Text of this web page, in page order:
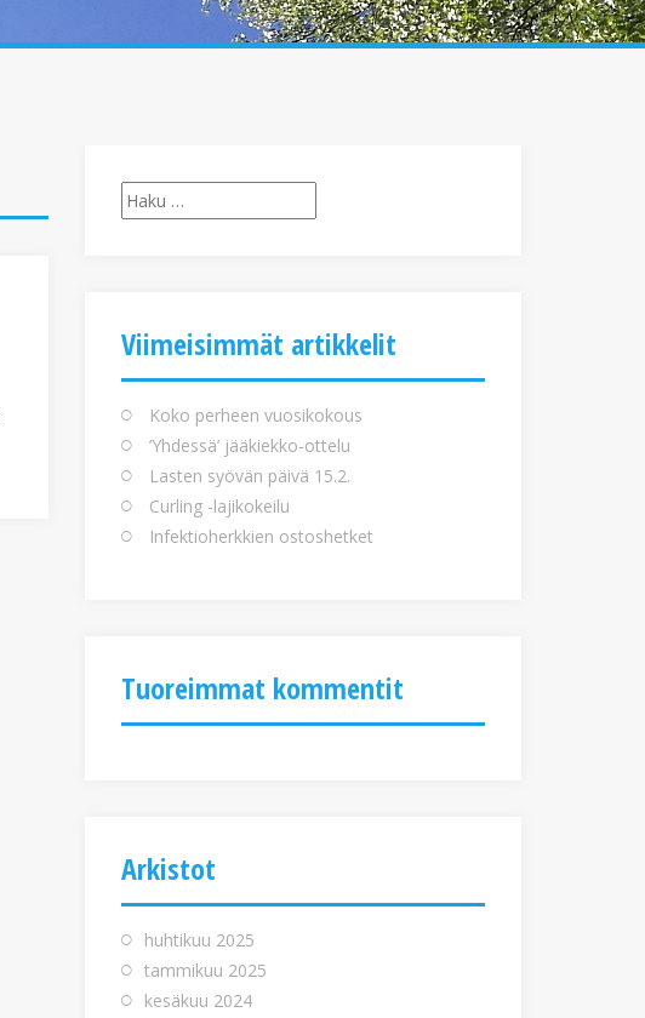
Haku:
Viimeisimmät artikkelit
Koko perheen vuosikokous
’Yhdessä’ jääkiekko-ottelu
Lasten syövän päivä 15.2.
Curling -lajikokeilu
Infektioherkkien ostoshetket
Tuoreimmat kommentit
Arkistot
huhtikuu 2025
tammikuu 2025
kesäkuu 2024